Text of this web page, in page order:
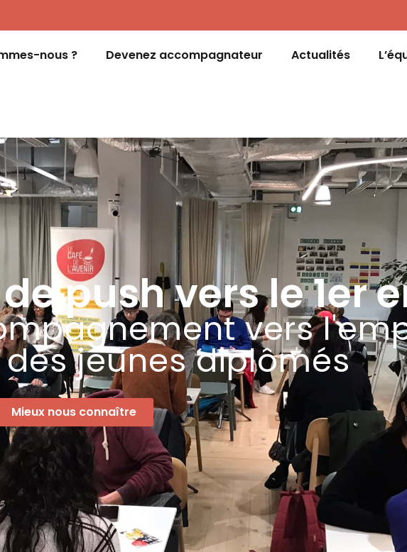
nous ? Devenez accompagnateur Actualités
push vers le 1er
vers
des jeunes diplômés
Mieux nous connaître